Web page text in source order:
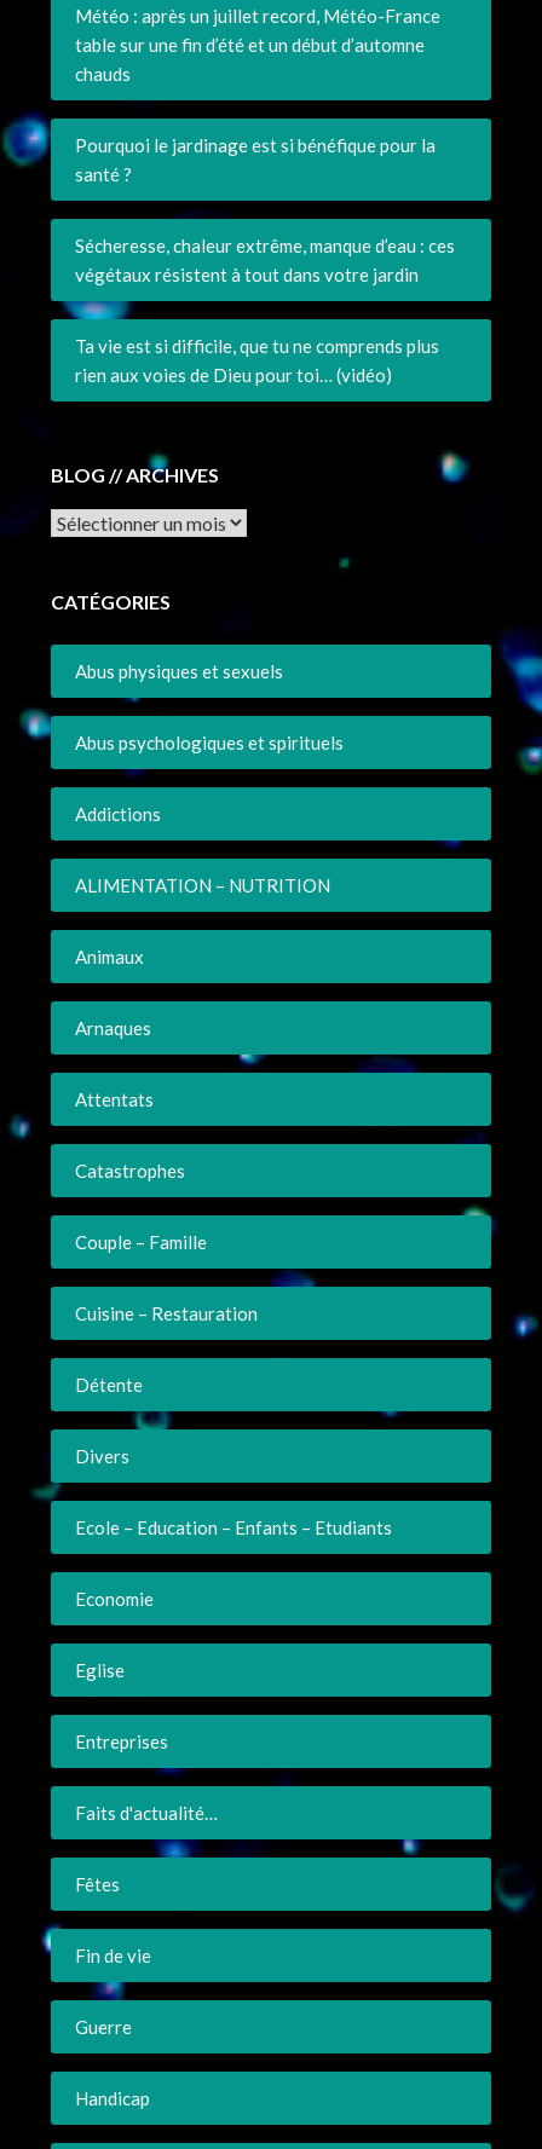
Météo : après un juillet record, Météo-France
table sur une fin d’été et un début d’automne
chauds
Pourquoi le jardinage est si bénéfique pour la
santé ?
Sécheresse, chaleur extrême, manque d’eau : ces
végétaux résistent à tout dans votre jardin
Ta vie est si difficile, que tu ne comprends plus
rien aux voies de Dieu pour toi… (vidéo)
BLOG // ARCHIVES
Archives
CATÉGORIES
Abus physiques et sexuels
Abus psychologiques et spirituels
Addictions
ALIMENTATION – NUTRITION
Animaux
Arnaques
Attentats
Catastrophes
Couple – Famille
Cuisine – Restauration
Détente
Divers
Ecole – Education – Enfants – Etudiants
Economie
Eglise
Entreprises
Faits d'actualité…
Fêtes
Fin de vie
Guerre
Handicap